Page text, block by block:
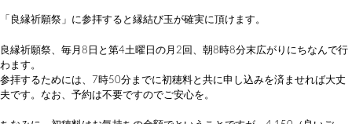
「良縁祈願祭」に参拝すると縁結び玉が確実に頂けます。
良縁祈願祭、毎月8日と第4土曜日の月2回、朝8時8分末広がりにちなんで行
わます。
参拝するためには、7時50分までに初穂料と共に申し込みを済ませれば大丈
夫です。なお、予約は不要ですのでご安心を。